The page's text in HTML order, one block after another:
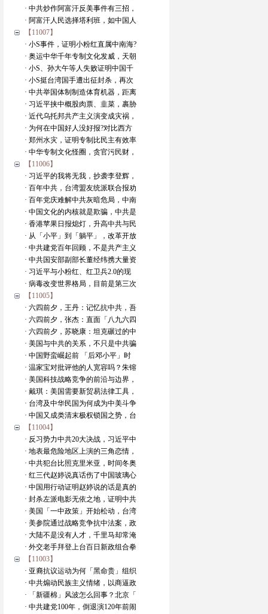
· 中共炒作阿富汗反美事件有三招，
· 阿富汗人民选择塔利班，如中国人
【11007】
· 小S事件，证明小粉红直属中南海?
· 奥运中华千年专制文化发威，天朝
· 小S、孙大午等人失败证明中国千
· 小S挺台湾国手遭出征封杀，再次
· 中共举国体制制造体育机器，距离
· 习近平挟中概股肉票、韭菜，裹胁
· 近代乌托邦共产主义演变成灾祸，
· 为何在中国好人没好报?对比西方
· 郑州水灾，证明专制比民主有效率
· 中华专制文化怪圈，贪官污民财，
【11006】
· 习近平的我将无我，抄袭李登辉，
· 百年中共，台湾盟友统派联合报劝
· 百年党庆难解中共灰暗危局，中南
· 中国文化的内核就是欺骗，中共是
· 香港苹果日报熄灯，升高中共与民
· 从「小平」到「躺平」，改革开放
· 中共建党百年回顾，不是共产主义
· 中共国安部副部长董经纬携大量资
· 习近平与小粉红、红卫兵2.0的现
· 病毒改变世界格局，目前是第三次
【11005】
· 六四前夕，王丹：记忆抗中共，吾
· 六四前夕，张杰：直面「八九六四
· 六四前夕，苏晓康：坦克碾过的中
· 美国与中共的关系，不只是中共骗
· 中国野蛮崛起前 「后邓小平」时
· 温家宝对批评他的人宽容吗？朱镕
· 美国科技战略竞争的前沿与边界，
· 戴琪：美国需要新贸易法律工具，
· 台湾及中华民国为何成为中美斗争
· 中国又成类清末极权锁国之势，台
【11004】
· 反习势力中共20大决战，习近平中
· 地表最危险地区上演的三角恋情，
· 中共犯台比照克里米亚，时间冬奥
· 红三代赵婷说真话伤了中国玻璃心
· 中国用行动证明赵婷说的话是真的
· 封杀左派电影无依之地，证明中共
· 美国「一中政策」开始松动，台湾
· 美参院通过战略竞争抗中法案，政
· 大陆不是没有人才，千里马却常淹
· 外交老手拜登上台百日新政组合拳
【11003】
· 亚裔抗议运动为何「黑命贵」组织
· 中共煽动民族主义情绪，以商逼政
· 「新疆棉」风波怎么回事？北京「
· 中共建党100年，倒退演120年前闹